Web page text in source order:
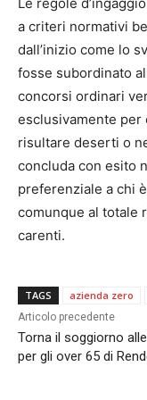
a criteri normativi
dall’inizio come lo
fosse subordinato
concorsi ordinari
esclusivamente
risultare deserti o
concluda con esito
preferenziale a chi
comunque al totale
carenti.
TAGS azienda zero
Articolo precedente
Torna il soggiorno
per gli over 65 di